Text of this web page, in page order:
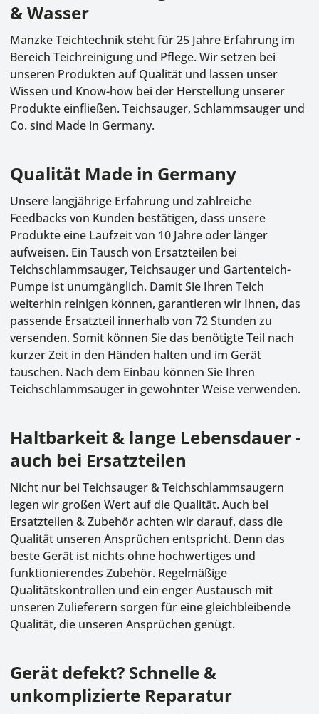
& Wasser
Manzke Teichtechnik steht für 25 Jahre Erfahrung im
Bereich Teichreinigung und Pflege. Wir setzen bei
unseren Produkten auf Qualität und lassen unser
Wissen und Know-how bei der Herstellung unserer
Produkte einfließen. Teichsauger, Schlammsauger und
Co. sind Made in Germany.
Qualität Made in Germany
Unsere langjährige Erfahrung und zahlreiche
Feedbacks von Kunden bestätigen, dass unsere
Produkte eine Laufzeit von 10 Jahre oder länger
aufweisen. Ein Tausch von Ersatzteilen bei
Teichschlammsauger, Teichsauger und Gartenteich-
Pumpe ist unumgänglich. Damit Sie Ihren Teich
weiterhin reinigen können, garantieren wir Ihnen, das
passende Ersatzteil innerhalb von 72 Stunden zu
versenden. Somit können Sie das benötigte Teil nach
kurzer Zeit in den Händen halten und im Gerät
tauschen. Nach dem Einbau können Sie Ihren
Teichschlammsauger in gewohnter Weise verwenden.
Haltbarkeit & lange Lebensdauer -
auch bei Ersatzteilen
Nicht nur bei Teichsauger & Teichschlammsaugern
legen wir großen Wert auf die Qualität. Auch bei
Ersatzteilen & Zubehör achten wir darauf, dass die
Qualität unseren Ansprüchen entspricht. Denn das
beste Gerät ist nichts ohne hochwertiges und
funktionierendes Zubehör. Regelmäßige
Qualitätskontrollen und ein enger Austausch mit
unseren Zulieferern sorgen für eine gleichbleibende
Qualität, die unseren Ansprüchen genügt.
Gerät defekt? Schnelle &
unkomplizierte Reparatur